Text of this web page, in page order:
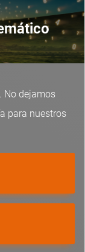
No dejamos
para nuestros